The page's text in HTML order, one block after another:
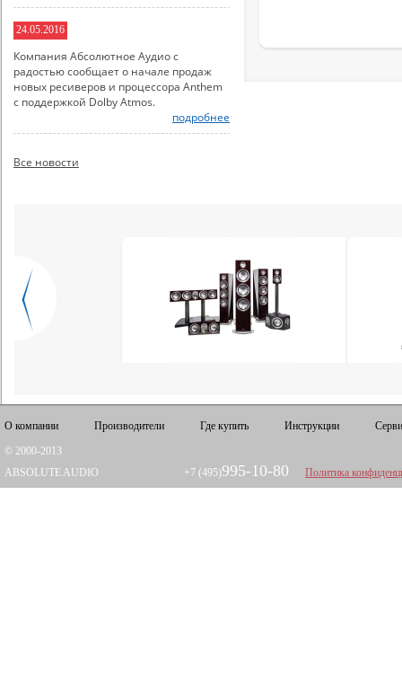
24.05.2016
Компания Абсолютное Аудио с
радостью сообщает о начале продаж
новых ресиверов и процессора Anthem
с поддержкой Dolby Atmos.
подробнее
Все новости
О компании Производители Где купить Инструкции
© 2000-2013
ABSOLUTE AUDIO
+7 (495)995-10-80 Политика